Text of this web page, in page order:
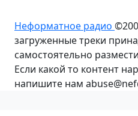
Неформатное радио
загруженные треки
самостоятельно
Если какой то контент
напишите нам